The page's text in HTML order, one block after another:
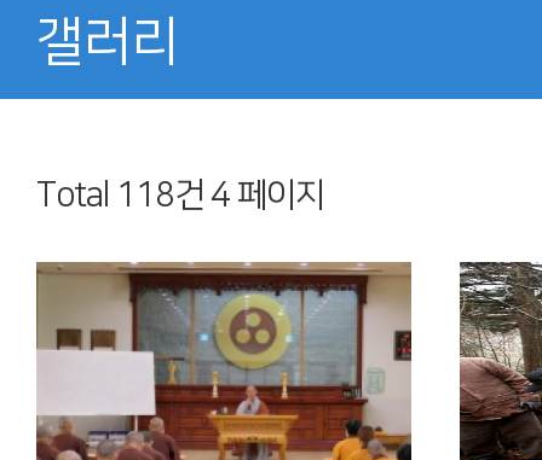
갤러리
Total 118건 4 페이지